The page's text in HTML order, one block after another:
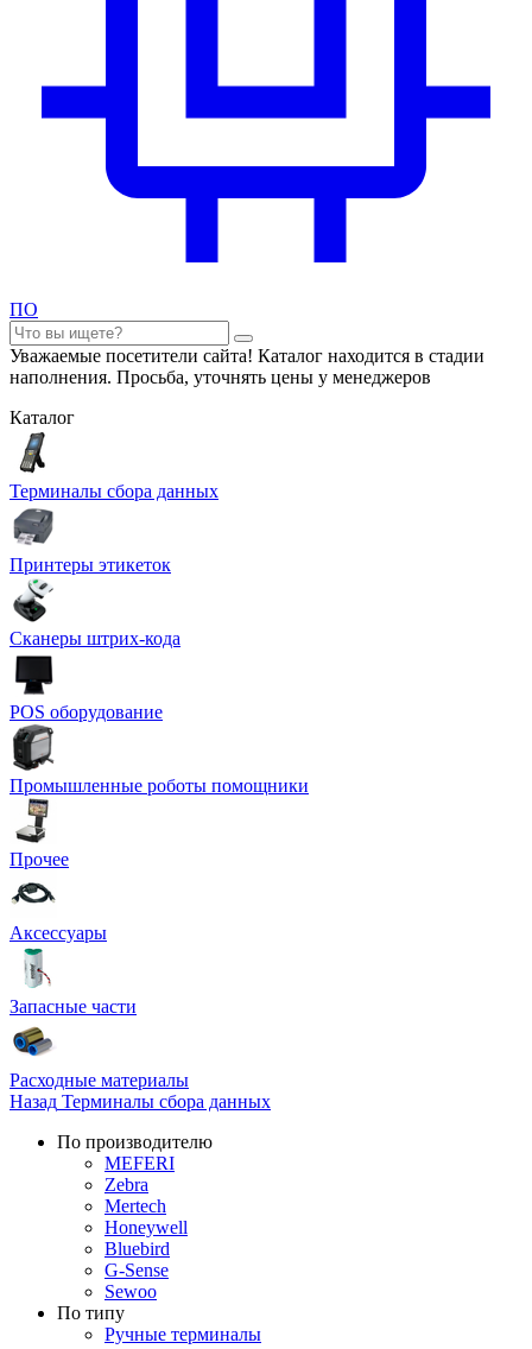
ПО
Уважаемые посетители сайта! Каталог находится в стадии
наполнения. Просьба, уточнять цены у менеджеров
Каталог
Терминалы сбора данных
Принтеры этикеток
Сканеры штрих-кода
POS оборудование
Промышленные роботы помощники
Прочее
Аксессуары
Запасные части
Расходные материалы
Назад Терминалы сбора данных
По производителю
MEFERI
Zebra
Mertech
Honeywell
Bluebird
G-Sense
Sewoo
По типу
Ручные терминалы